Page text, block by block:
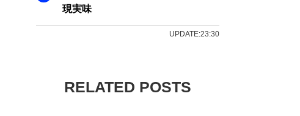
現実味
UPDATE:23:30
RELATED POSTS